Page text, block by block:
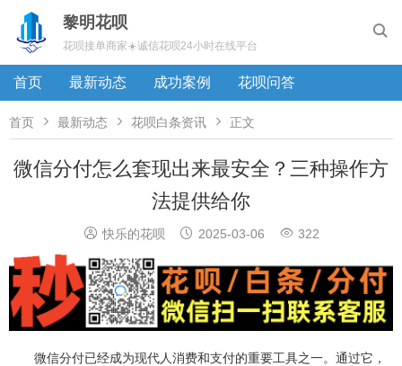

黎明花呗
花呗接单商家☀️诚信花呗24小时在线平台
首页 最新动态 成功案例 花呗问答
首页  最新动态  花呗白条资讯  正文
微信分付怎么套现出来最安全？三种操作方
法提供给你
 快乐的花呗  2025-03-06  322
微信分付已经成为现代人消费和支付的重要工具之一。通过它，